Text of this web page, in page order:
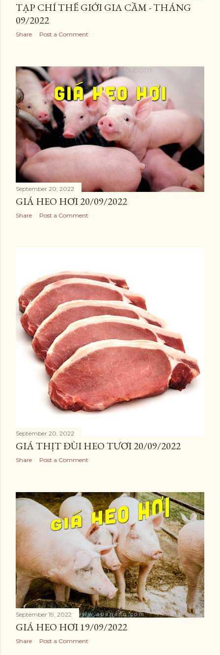
TẠP CHÍ THẾ GIỚI GIA CẦM - THÁNG
09/2022
Share Post a Comment
September 20, 2022
GIÁ HEO HƠI 20/09/2022
Share Post a Comment
September 20, 2022
GIÁ THỊT ĐÙI HEO TƯƠI 20/09/2022
Share Post a Comment
September 19, 2022
GIÁ HEO HƠI 19/09/2022
Share Post a Comment